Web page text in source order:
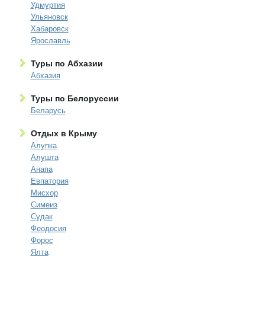
Удмуртия
Ульяновск
Хабаровск
Ярославль
Туры по Абхазии
Абхазия
Туры по Белоруссии
Беларусь
Отдых в Крыму
Алупка
Алушта
Анапа
Евпатория
Мисхор
Симеиз
Судак
Феодосия
Форос
Ялта